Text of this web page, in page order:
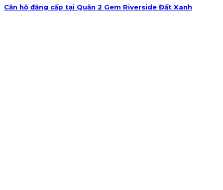
Căn hộ đăng cấp tại Quận 2 Gem Riverside Đất Xanh